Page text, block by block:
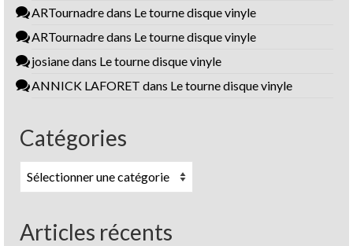
ARTournadredans Le tourne disque vinyle
ARTournadredans Le tourne disque vinyle
josianedans Le tourne disque vinyle
ANNICK LAFORET dans Le tourne disque vinyle
Catégories
Catégories
Articles récents